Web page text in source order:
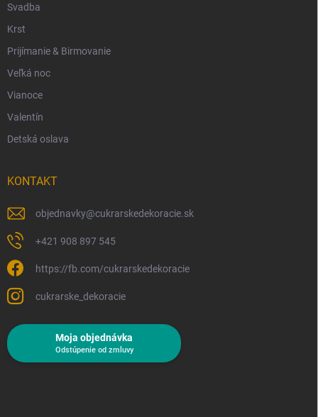
Svadba
Krst
Prijímanie & Birmovanie
Veľká noc
Vianoce
Valentín
Detská oslava
KONTAKT
objednavky@cukrarskedekoracie.sk
+421 908 897 545
https://fb.com/cukrarskedekoracie
cukrarske_dekoracie
Moja objednávka
Odstúpenie od zmluvy